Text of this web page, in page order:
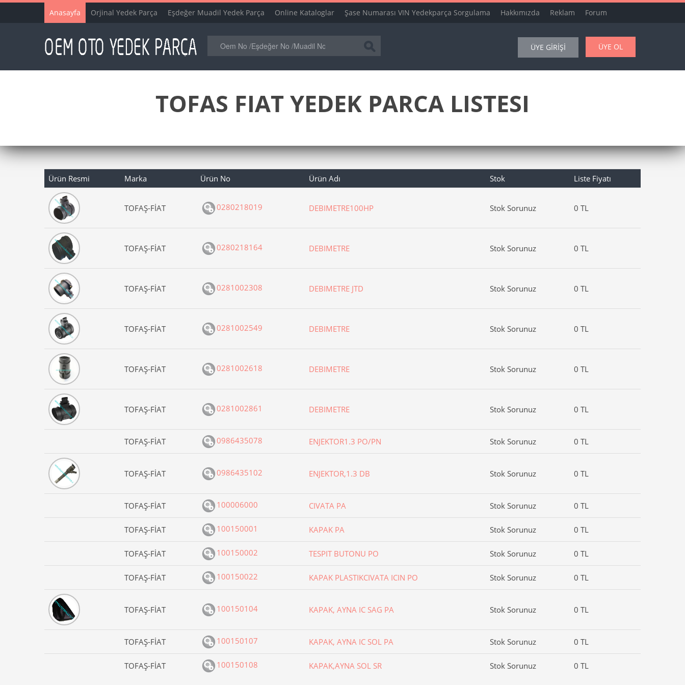
Anasayfa Orjinal Yedek Parça Eşdeğer Muadil Yedek Parça Online Kataloglar Şase Numarası VIN Yedekparça Sorgulama Hakkımızda Reklam Forum
ÜYE GİRİŞİ ÜYE OL
TOFAS FIAT YEDEK PARCA LISTESI
Ürün Resmi Marka Ürün No Ürün Adı Stok Liste Fiyatı
TOFAŞ-FİAT 0280218019 DEBIMETRE100HP Stok Sorunuz 0 TL
TOFAŞ-FİAT 0280218164 DEBIMETRE Stok Sorunuz 0 TL
TOFAŞ-FİAT 0281002308 DEBIMETRE JTD Stok Sorunuz 0 TL
TOFAŞ-FİAT 0281002549 DEBIMETRE Stok Sorunuz 0 TL
TOFAŞ-FİAT 0281002618 DEBIMETRE Stok Sorunuz 0 TL
TOFAŞ-FİAT 0281002861 DEBIMETRE Stok Sorunuz 0 TL
TOFAŞ-FİAT 0986435078 ENJEKTOR1.3 PO/PN Stok Sorunuz 0 TL
TOFAŞ-FİAT 0986435102 ENJEKTOR,1.3 DB Stok Sorunuz 0 TL
TOFAŞ-FİAT 100006000 CIVATA PA Stok Sorunuz 0 TL
TOFAŞ-FİAT 100150001 KAPAK PA Stok Sorunuz 0 TL
TOFAŞ-FİAT 100150002 TESPIT BUTONU PO Stok Sorunuz 0 TL
TOFAŞ-FİAT 100150022 KAPAK PLASTIKCIVATA ICIN PO Stok Sorunuz 0 TL
TOFAŞ-FİAT 100150104 KAPAK, AYNA IC SAG PA Stok Sorunuz 0 TL
TOFAŞ-FİAT 100150107 KAPAK, AYNA IC SOL PA Stok Sorunuz 0 TL
TOFAŞ-FİAT 100150108 KAPAK,AYNA SOL SR Stok Sorunuz 0 TL